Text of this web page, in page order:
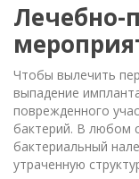
Лечебно-
Чтобы вылечить
выпадение
поврежденного
бактерий. В любом
бактериальный
утраченную